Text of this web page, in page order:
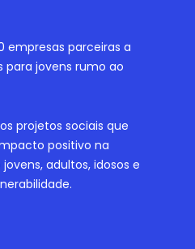
empresas parceiras a
jovens rumo ao
projetos sociais que
positivo na
adultos, idosos e